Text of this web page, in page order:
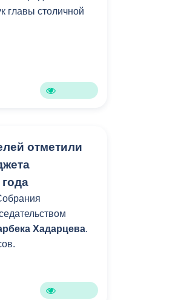
коррупции
оборона в
ситуациях
финансового
главы столичной
отметили
Хадарцева.